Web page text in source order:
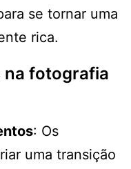
se tornar uma
rica.
na fotografia
: Os
uma transição